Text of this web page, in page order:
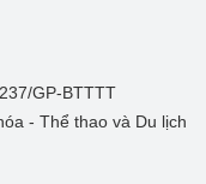
GP-BTTTT
- Thể thao và Du lịch